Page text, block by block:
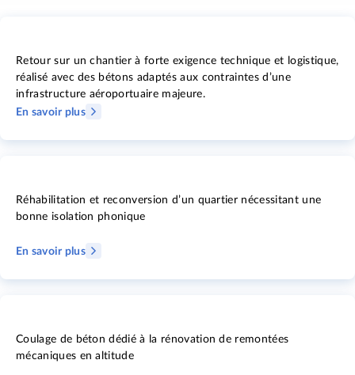
Retour sur un chantier à forte exigence technique et logistique,
réalisé avec des bétons adaptés aux contraintes d’une
infrastructure aéroportuaire majeure.
En savoir plus
Réhabilitation et reconversion d’un quartier nécessitant une
bonne isolation phonique
En savoir plus
Coulage de béton dédié à la rénovation de remontées
mécaniques en altitude